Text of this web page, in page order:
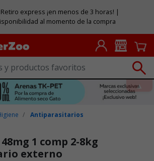
Retiro express ¡en menos de 3 horas! |
al momento de la compra
Antiparasitarios
1 comp 2-8kg
externo